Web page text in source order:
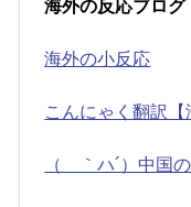
海外の反応ブログ
海外の小反応
こんにゃく翻訳【
（ ｀ハ´）中国